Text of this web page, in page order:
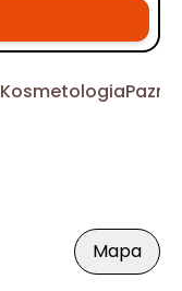
Kosmetologia
Mapa